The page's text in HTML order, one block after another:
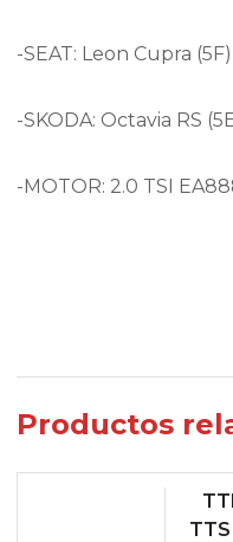
-SEAT: Leon Cupra (5F)
-SKODA: Octavia RS
-MOTOR: 2.0 TSI
Productos
TTS